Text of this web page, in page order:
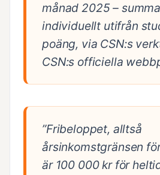
månad 2025 –
individuellt utifrån
poäng, via CSN:s
CSN:s officiella
”Fribeloppet, alltså
årsinkomstgränsen
är 100 000 kr för